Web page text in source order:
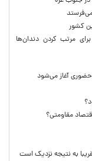
کشور
مرتب کردن دندان‌ها
مقاومتی؟
به نتیجه نزدیک است